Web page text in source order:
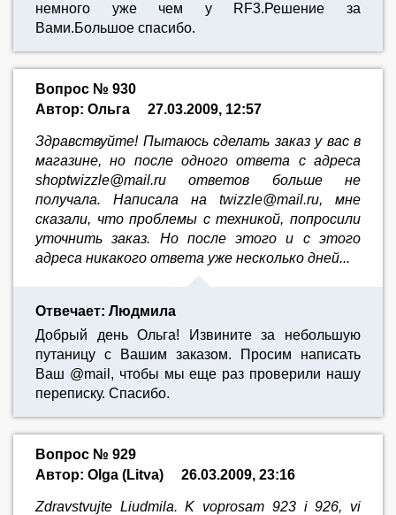
немного уже чем у RF3.Решение за
Вами.Большое спасибо.
Вопрос № 930
Автор: Ольга
27.03.2009, 12:57
Здравствуйте! Пытаюсь сделать заказ у вас в
магазине, но после одного ответа с адреса
shoptwizzle@mail.ru ответов больше не
получала. Написала на twizzle@mail.ru, мне
сказали, что проблемы с техникой, попросили
уточнить заказ. Но после этого и с этого
адреса никакого ответа уже несколько дней...
Отвечает: Людмила
Добрый день Ольга! Извините за небольшую
путаницу с Вашим заказом. Просим написать
Ваш @mail, чтобы мы еще раз проверили нашу
переписку. Спасибо.
Вопрос № 929
Автор: Olga (Litva)
26.03.2009, 23:16
Zdravstvujte Liudmila. K voprosam 923 i 926, vi